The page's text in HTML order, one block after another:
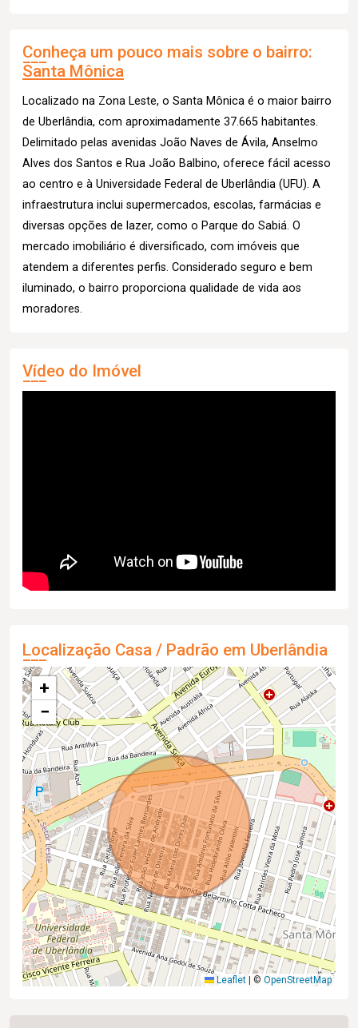
Conheça um pouco mais sobre o bairro:
Santa Mônica
Localizado na Zona Leste, o Santa Mônica é o maior bairro
de Uberlândia, com aproximadamente 37.665 habitantes.
Delimitado pelas avenidas João Naves de Ávila, Anselmo
Alves dos Santos e Rua João Balbino, oferece fácil acesso
ao centro e à Universidade Federal de Uberlândia (UFU). A
infraestrutura inclui supermercados, escolas, farmácias e
diversas opções de lazer, como o Parque do Sabiá. O
mercado imobiliário é diversificado, com imóveis que
atendem a diferentes perfis. Considerado seguro e bem
iluminado, o bairro proporciona qualidade de vida aos
moradores.
Vídeo do Imóvel
Localização Casa / Padrão em Uberlândia
+
−
Leaflet | © OpenStreetMap